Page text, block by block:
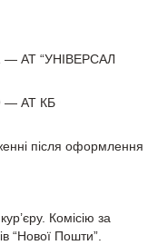
— АТ “УНІВЕРСАЛ
— АТ КБ
після оформлення
Комісію за
“Нової Пошти”.